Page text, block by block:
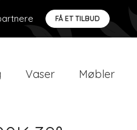
FÅ ET TILBUD
Vaser Møbler